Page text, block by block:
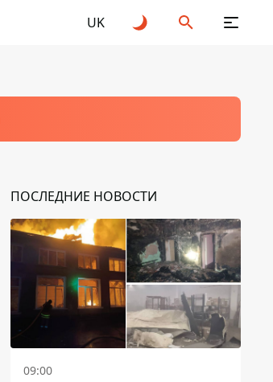
UK
ПОСЛЕДНИЕ НОВОСТИ
09:00